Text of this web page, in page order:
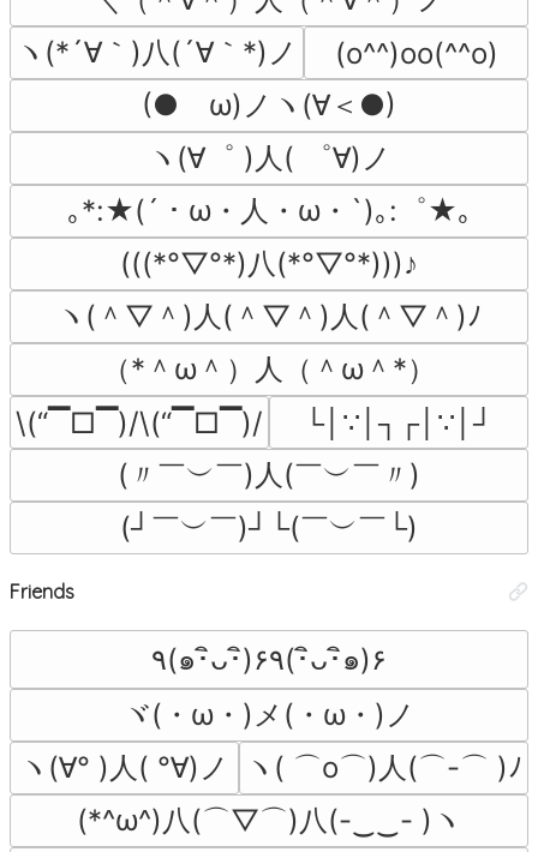
ヽ(*´∀｀)八(´∀｀*)ノ
(o^^)oo(^^o)
(●ゝω)ノヽ(∀＜●)
ヽ(∀゜ )人( ゜∀)ノ
｡*:★(´・ω・人・ω・`)｡:゜★｡
(((*°▽°*)八(*°▽°*)))♪
ヽ(＾▽＾)人(＾▽＾)人(＾▽＾)ﾉ
（*＾ω＾）人（＾ω＾*）
\(“▔□▔)/\(“▔□▔)/
└│∵│┐┌│∵│┘
(〃￣︶￣)人(￣︶￣〃)
(┘￣︶￣)┘└(￣︶￣└)
Friends
٩(๑･ิᴗ･ิ)۶٩(･ิᴗ･ิ๑)۶
ヾ(・ω・)メ(・ω・)ノ
ヽ(∀° )人( °∀)ノ
ヽ( ⌒o⌒)人(⌒-⌒ )ﾉ
(*^ω^)八(⌒▽⌒)八(-‿‿- )ヽ